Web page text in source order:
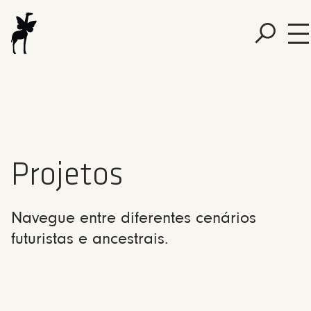
Projetos
Navegue entre diferentes cenários
futuristas e ancestrais.